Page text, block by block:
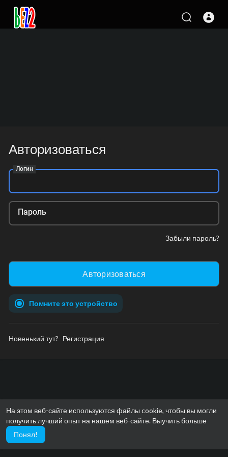
На этом веб-сайте используются файлы cookie, чтобы вы могли
получить лучший опыт на нашем веб-сайте. Выучить больше
Понял!
Авторизоваться
Логин
Пароль
Забыли пароль?
Помните это устройство
Новенький тут? Регистрация